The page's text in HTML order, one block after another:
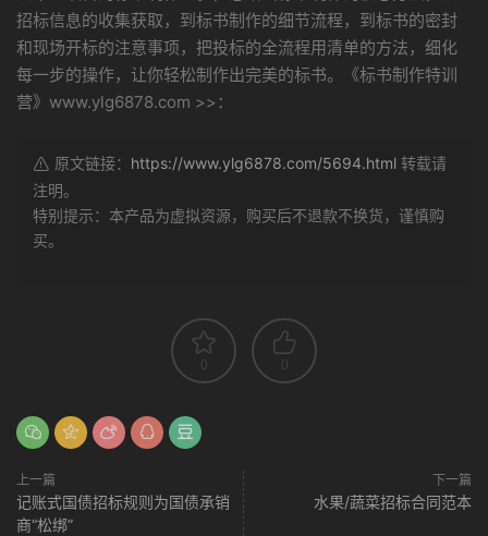
招标信息的收集获取，到标书制作的细节流程，到标书的密封
和现场开标的注意事项，把投标的全流程用清单的方法，细化
每一步的操作，让你轻松制作出完美的标书。《标书制作特训
营》www.ylg6878.com >>：
原文链接： https://www.ylg6878.com/5694.html 转载请
注明。
特别提示：本产品为虚拟资源，购买后不退款不换货，谨慎购
买。
0 0
上一篇
记账式国债招标规则为国债承销
商“松绑”
下一篇
水果/蔬菜招标合同范本